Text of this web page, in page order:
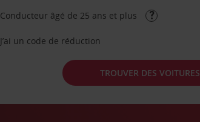
Conducteur âgé de 25 ans et plus
J’ai un code de réduction
TROUVER DES VOITURES